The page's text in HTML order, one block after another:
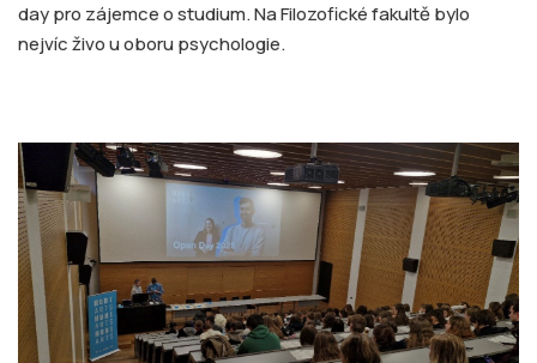
day pro zájemce o studium. Na Filozofické fakultě bylo
nejvíc živo u oboru psychologie.